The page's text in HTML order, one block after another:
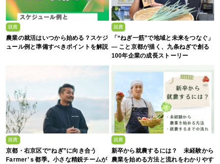
就農
農業の就活はいつから始める？スケジ
ュール例と準備すべきポイントを解説
就農
「“ねぎ一筋”で地域と未来をつなぐ」
— こと京都が描く、九条ねぎで創る
100年企業の成長ストーリー
就農
京都・右京区で“ねぎ”に向き合う
Farmer’ｓ都季。小さな精鋭チームが
就農
新卒から就農するには？ 未経験から
農業を始める方法と流れをわかりやす